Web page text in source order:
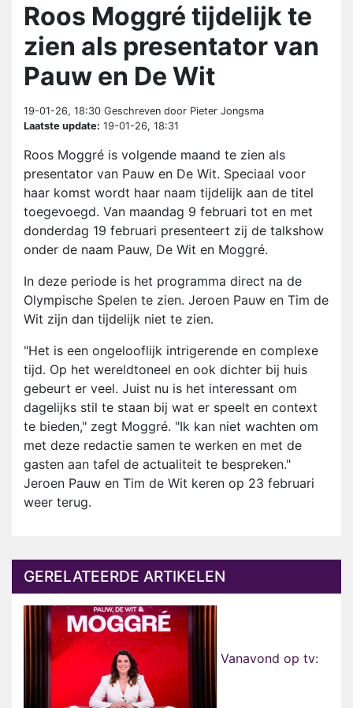
Roos Moggré tijdelijk te
zien als presentator van
Pauw en De Wit
19-01-26, 18:30 Geschreven door Pieter Jongsma
Laatste update: 19-01-26, 18:31
Roos Moggré is volgende maand te zien als
presentator van Pauw en De Wit. Speciaal voor
haar komst wordt haar naam tijdelijk aan de titel
toegevoegd. Van maandag 9 februari tot en met
donderdag 19 februari presenteert zij de talkshow
onder de naam Pauw, De Wit en Moggré.
In deze periode is het programma direct na de
Olympische Spelen te zien. Jeroen Pauw en Tim de
Wit zijn dan tijdelijk niet te zien.
"Het is een ongelooflijk intrigerende en complexe
tijd. Op het wereldtoneel en ook dichter bij huis
gebeurt er veel. Juist nu is het interessant om
dagelijks stil te staan bij wat er speelt en context
te bieden," zegt Moggré. "Ik kan niet wachten om
met deze redactie samen te werken en met de
gasten aan tafel de actualiteit te bespreken."
Jeroen Pauw en Tim de Wit keren op 23 februari
weer terug.
GERELATEERDE ARTIKELEN
Vanavond op tv: